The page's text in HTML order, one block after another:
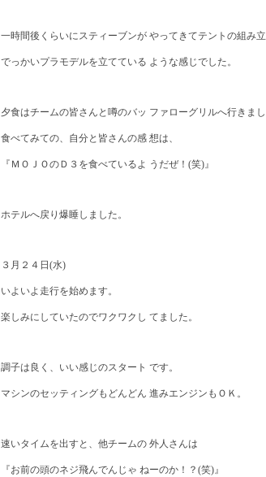
一時間後くらいにスティーブンが やってきてテントの組み立
でっかいプラモデルを立てている ような感じでした。
夕食はチームの皆さんと噂のバッ ファローグリルへ行きまし
食べてみての、自分と皆さんの感 想は、
『ＭＯＪＯのＤ３を食べているよ うだぜ！(笑)』
ホテルへ戻り爆睡しました。
３月２４日(水)
いよいよ走行を始めます。
楽しみにしていたのでワクワクし てました。
調子は良く、いい感じのスタート です。
マシンのセッティングもどんどん 進みエンジンもＯＫ。
速いタイムを出すと、他チームの 外人さんは
『お前の頭のネジ飛んでんじゃ ねーのか！？(笑)』